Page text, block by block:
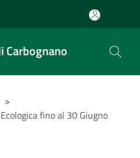
Carbognano
>
fino al 30 Giugno